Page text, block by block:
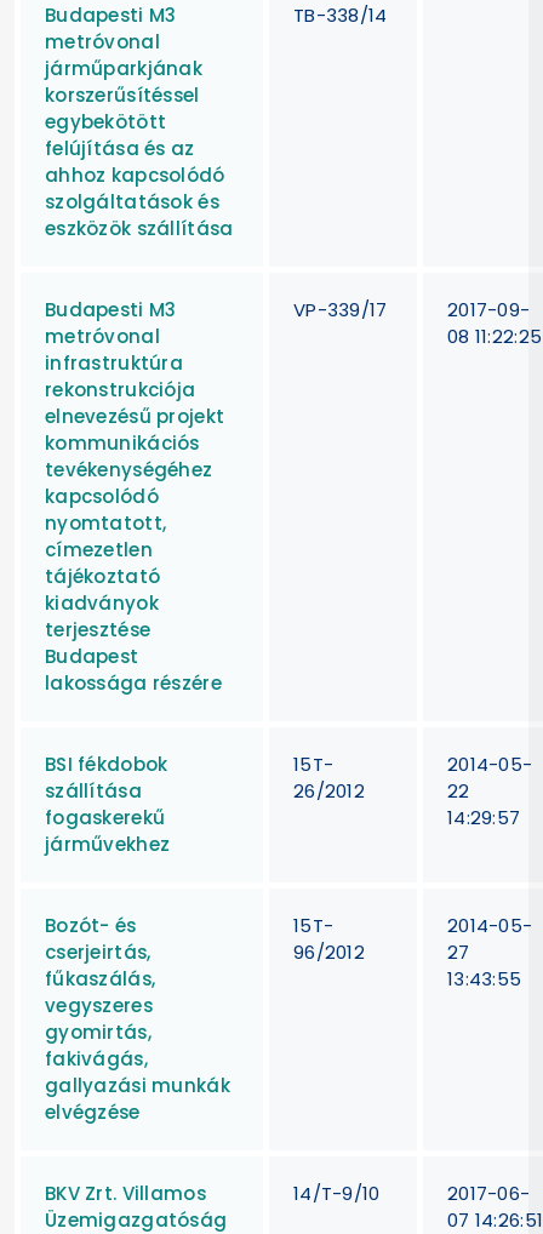
Budapesti M3
metróvonal
járműparkjának
korszerűsítéssel
egybekötött
felújítása és az
ahhoz kapcsolódó
szolgáltatások és
eszközök szállítása
TB-338/14
Budapesti M3
metróvonal
infrastruktúra
rekonstrukciója
elnevezésű projekt
kommunikációs
tevékenységéhez
kapcsolódó
nyomtatott,
címezetlen
tájékoztató
kiadványok
terjesztése
Budapest
lakossága részére
VP-339/17
2017-09-
08 11:22:25
BSI fékdobok
szállítása
fogaskerekű
járművekhez
15T-
26/2012
2014-05-
22
14:29:57
Bozót- és
cserjeirtás,
fűkaszálás,
vegyszeres
gyomirtás,
fakivágás,
gallyazási munkák
elvégzése
15T-
96/2012
2014-05-
27
13:43:55
BKV Zrt. Villamos
Üzemigazgatóság
14/T-9/10
2017-06-
07 14:26:51